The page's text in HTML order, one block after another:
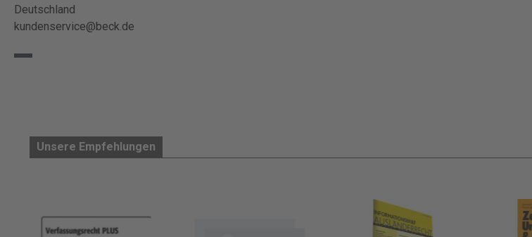
Deutschland
kundenservice@beck.de
Unsere Empfehlungen